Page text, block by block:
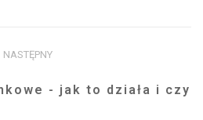
NASTĘPNY
- jak to działa i czy